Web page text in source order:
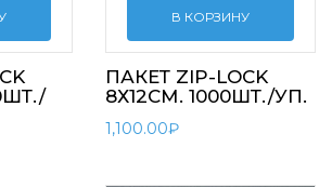
В КОРЗИНУ
ПАКЕТ ZIP-LOCK
8Х12СМ. 1000ШТ./УП.
1,100.00₽